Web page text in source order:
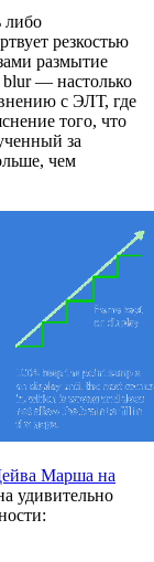
либо
резкостью
размытие
blur — настолько
с ЭЛТ, где
того, что
за
чем
Марша на
удивительно